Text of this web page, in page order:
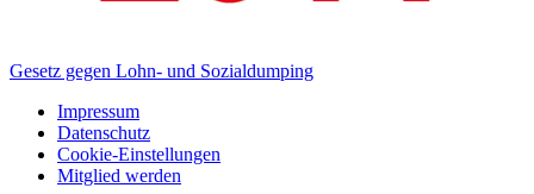
Gesetz gegen Lohn- und Sozialdumping
Impressum
Datenschutz
Cookie-Einstellungen
Mitglied werden